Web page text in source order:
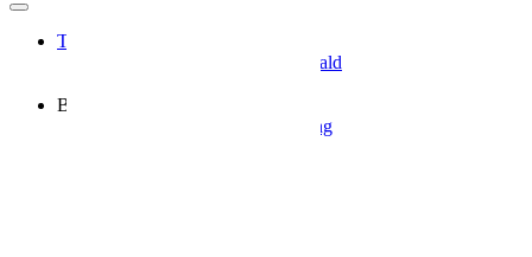
Trekking Odenwald
Naturpark Neckartal-Odenwald
Buchung
Allgemeine Infos zur Nutzung